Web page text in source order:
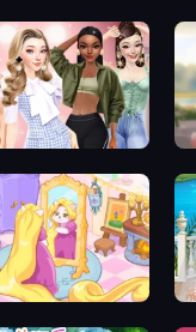
2025
- Decor Game